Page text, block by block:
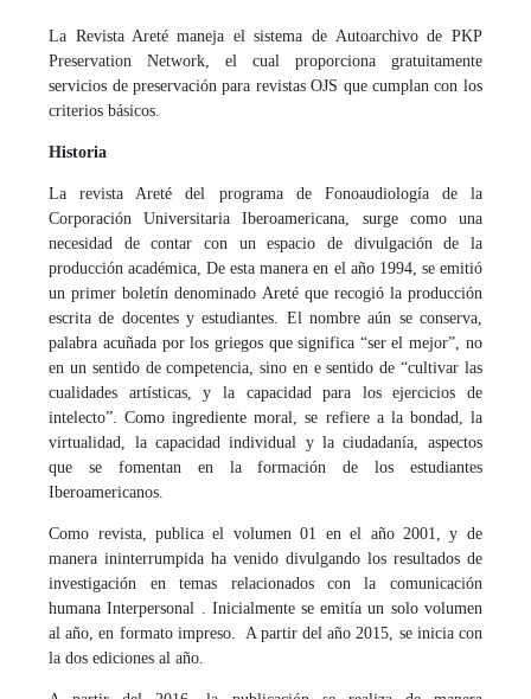
La Revista Areté maneja el sistema de Autoarchivo de PKP
Preservation Network, el cual proporciona gratuitamente
servicios de preservación para revistas OJS que cumplan con los
criterios básicos.
Historia
La revista Areté del programa de Fonoaudiología de la
Corporación Universitaria Iberoamericana, surge como una
necesidad de contar con un espacio de divulgación de la
producción académica, De esta manera en el año 1994, se emitió
un primer boletín denominado Areté que recogió la producción
escrita de docentes y estudiantes. El nombre aún se conserva,
palabra acuñada por los griegos que significa “ser el mejor”, no
en un sentido de competencia, sino en e sentido de “cultivar las
cualidades artísticas, y la capacidad para los ejercicios de
intelecto”. Como ingrediente moral, se refiere a la bondad, la
virtualidad, la capacidad individual y la ciudadanía, aspectos
que se fomentan en la formación de los estudiantes
Iberoamericanos.
Como revista, publica el volumen 01 en el año 2001, y de
manera ininterrumpida ha venido divulgando los resultados de
investigación en temas relacionados con la comunicación
humana Interpersonal . Inicialmente se emitía un solo volumen
al año, en formato impreso. A partir del año 2015, se inicia con
la dos ediciones al año.